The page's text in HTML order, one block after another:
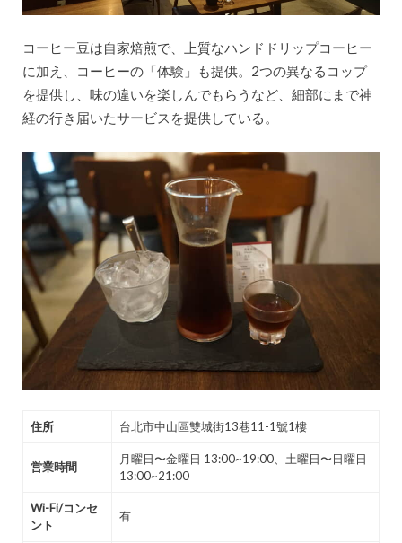
コーヒー豆は自家焙煎で、上質なハンドドリップコーヒー
に加え、コーヒーの「体験」も提供。2つの異なるコップ
を提供し、味の違いを楽しんでもらうなど、細部にまで神
経の行き届いたサービスを提供している。
住所 台北市中山區雙城街13巷11-1號1樓
営業時間
月曜日〜金曜日 13:00~19:00、土曜日〜日曜日
13:00~21:00
Wi-Fi/コンセ
ント
有